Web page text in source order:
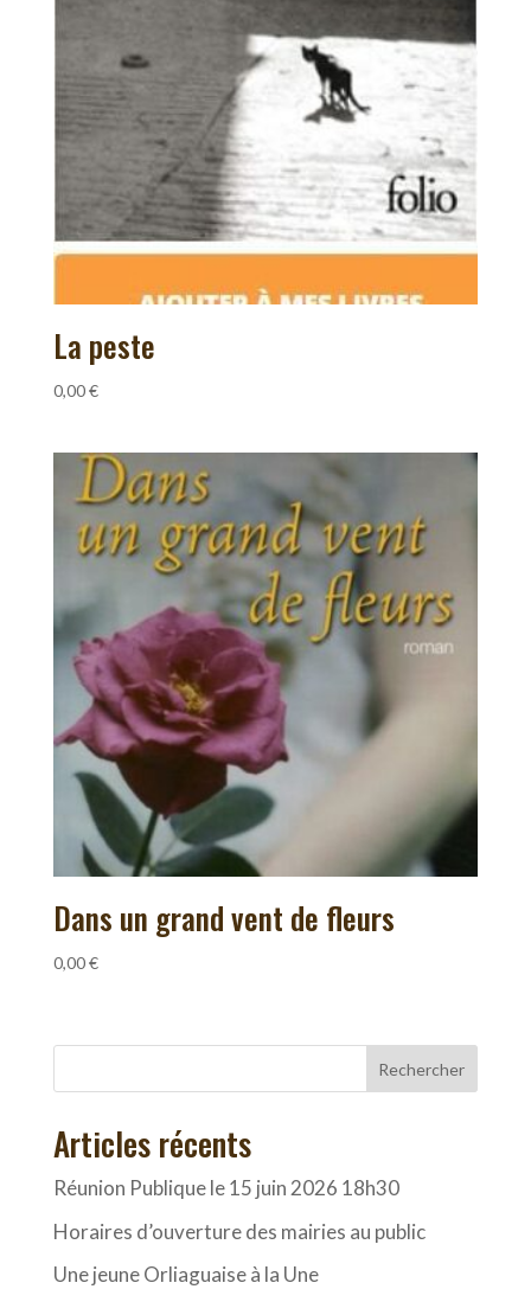
La peste
0,00€
Dans un grand vent de fleurs
0,00€
Rechercher
Articles récents
Réunion Publique le 15 juin 2026 18h30
Horaires d’ouverture des mairies au public
Une jeune Orliaguaise à la Une